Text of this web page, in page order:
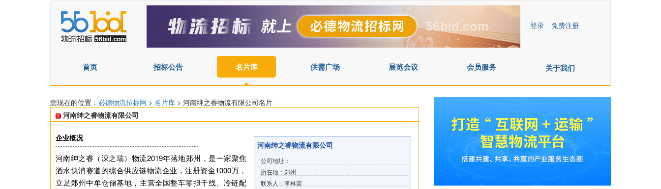
登录 免费注册
首页 招标公告 名片库 供需广场 展览会议 会员服务 关于我们
您现在的位置： 必德物流招标网 > 名片库 > 河南绅之睿物流有限公司名片
河南绅之睿物流有限公司
河南绅之睿物流有限公司
公司地址：
所在地：郑州
联系人：李林霖
企业概况
河南绅之睿（深之瑞）物流2019年落地郑州，是一家聚焦
酒水快消赛道的综合供应链物流企业，注册资金1000万，
立足郑州中牟仓储基地，主营全国整车零担干线、冷链配